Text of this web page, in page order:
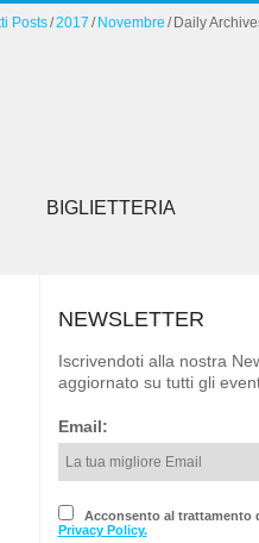
Posts 2017 Novembre Daily
BIGLIETTERIA
NEWSLETTER
Iscrivendoti alla nostra
aggiornato su tutti gli
Email:
Acconsento al trattamento
Privacy Policy.